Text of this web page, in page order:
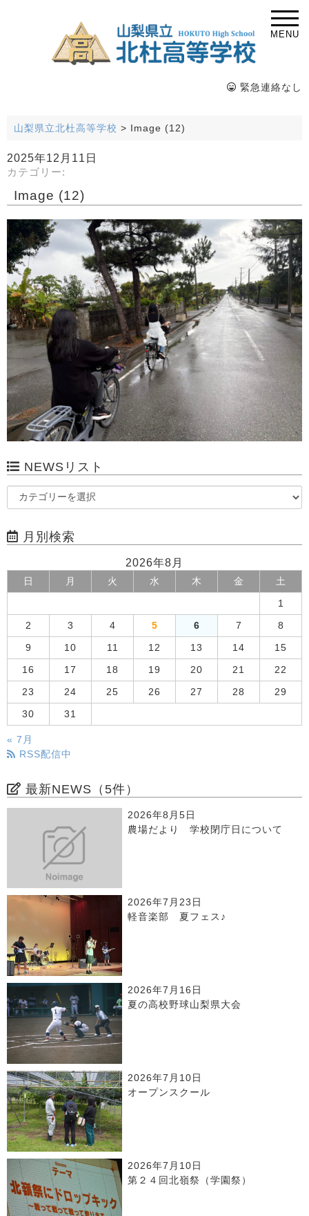
MENU
緊急連絡なし
山梨県立北杜高等学校 > Image (12)
2025年12月11日
カテゴリー:
Image (12)
NEWSリスト
月別検索
2026年8月
日 月 火 水 木 金 土
1
2 3 4 5 6 7 8
9 10 11 12 13 14 15
16 17 18 19 20 21 22
23 24 25 26 27 28 29
30 31
« 7月
RSS配信中
最新NEWS（5件）
2026年8月5日
農場だより 学校閉庁日について
2026年7月23日
軽音楽部 夏フェス♪
2026年7月16日
夏の高校野球山梨県大会
2026年7月10日
オープンスクール
2026年7月10日
第２４回北嶺祭（学園祭）